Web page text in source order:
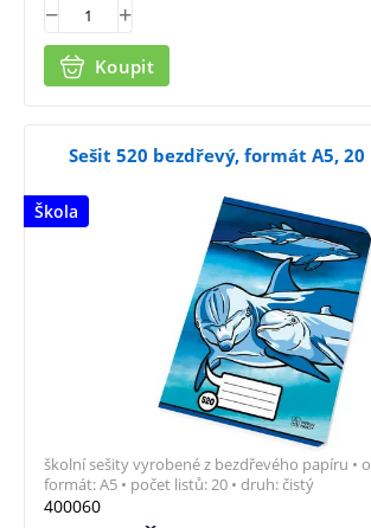
Koupit
Škola
Sešit 520 bezdřevý, formát A5,
400060
školní sešity vyrobené z bezdřevého papíru •
formát: A5 • počet listů: 20 • druh: čistý